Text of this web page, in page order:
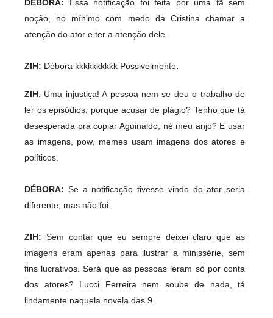
DÉBORA: Essa notificação foi feita por uma fã sem
noção, no mínimo com medo da Cristina chamar a
atenção do ator e ter a atenção dele.
ZIH: Débora kkkkkkkkkk Possivelmente.
ZIH: Uma injustiça! A pessoa nem se deu o trabalho de
ler os episódios, porque acusar de plágio? Tenho que tá
desesperada pra copiar Aguinaldo, né meu anjo? E usar
as imagens, pow, memes usam imagens dos atores e
políticos.
DÉBORA: Se a notificação tivesse vindo do ator seria
diferente, mas não foi.
ZIH: Sem contar que eu sempre deixei claro que as
imagens eram apenas para ilustrar a minissérie, sem
fins lucrativos. Será que as pessoas leram só por conta
dos atores? Lucci Ferreira nem soube de nada, tá
lindamente naquela novela das 9.